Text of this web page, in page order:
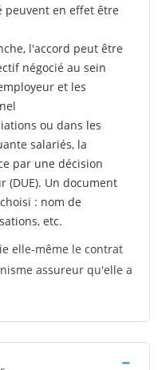
peuvent en effet être
l'accord peut être
négocié au sein
et les
ou dans les
salariés, la
par une décision
(DUE). Un document
: nom de
etc.
elle-même le contrat
assureur qu'elle a